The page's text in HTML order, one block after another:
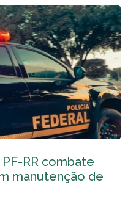
RR combate
manutenção de